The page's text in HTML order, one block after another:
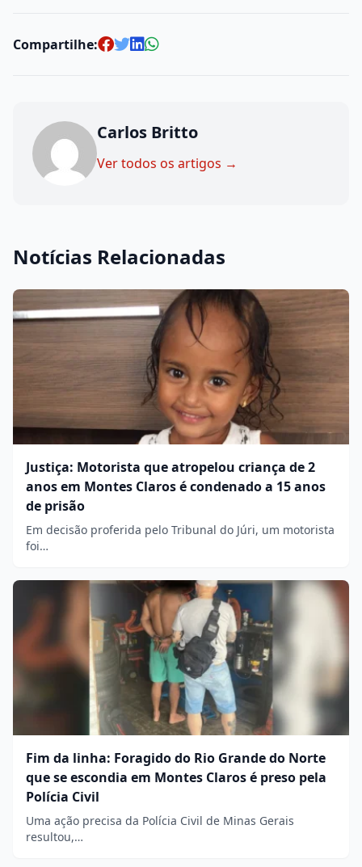
Compartilhe:
Carlos Britto
Ver todos os artigos →
Notícias Relacionadas
Justiça: Motorista que atropelou criança de 2
anos em Montes Claros é condenado a 15 anos
de prisão
Em decisão proferida pelo Tribunal do Júri, um motorista
foi…
Fim da linha: Foragido do Rio Grande do Norte
que se escondia em Montes Claros é preso pela
Polícia Civil
Uma ação precisa da Polícia Civil de Minas Gerais
resultou,…